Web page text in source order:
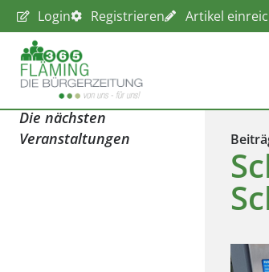
Login Registrieren Artikel
Die nächsten
Veranstaltungen